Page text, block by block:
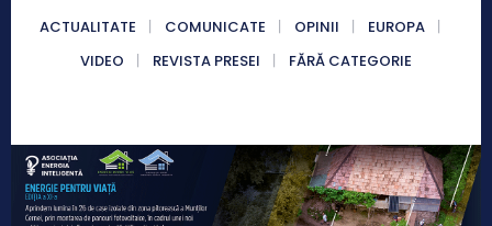
ACTUALITATE COMUNICATE OPINII
EUROPA
VIDEO
REVISTA PRESEI FĂRĂ CATEGORIE